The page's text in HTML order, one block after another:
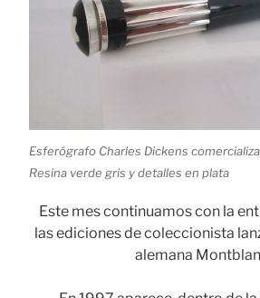
Esferógrafo Charles Dickens
Resina verde gris y detalles en plata
Este mes continuamos con la
las ediciones de coleccionista
alemana